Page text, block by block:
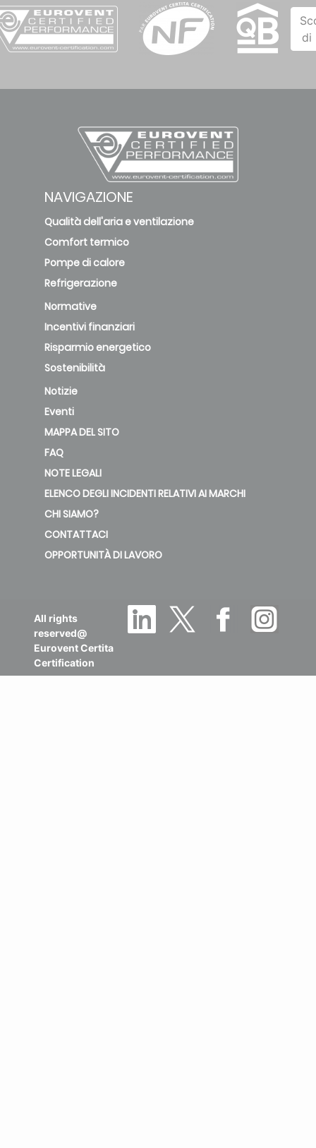
di
NAVIGAZIONE
Qualità dell'aria e ventilazione
Comfort termico
Pompe di calore
Refrigerazione
Normative
Incentivi finanziari
Risparmio energetico
Sostenibilità
Notizie
Eventi
MAPPA DEL SITO
FAQ
NOTE LEGALI
ELENCO DEGLI INCIDENTI RELATIVI AI MARCHI
CHI SIAMO?
CONTATTACI
OPPORTUNITÀ DI LAVORO
All rights
reserved@
Eurovent Certita
Certification